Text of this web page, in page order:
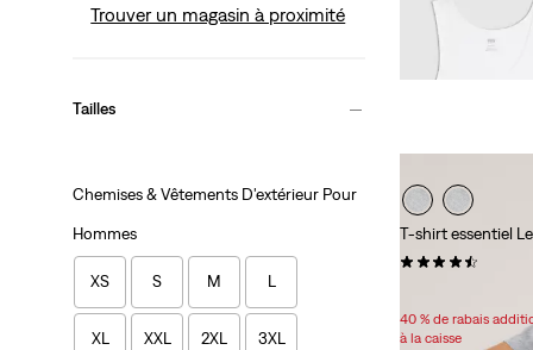
Trouver un magasin à proximité
Tailles
Chemises & Vêtements D'extérieur Pour
Hommes
XS S M L
XL XXL 2XL 3XL
24,95 $
T-shirt essentiel
Price
is
Price
40 % de rabais
à la caisse